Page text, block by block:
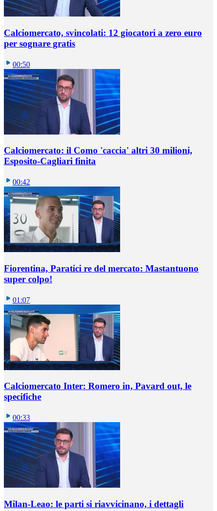
Calciomercato, svincolati: 12 giocatori a zero euro
per sognare gratis
00:50
Calciomercato: il Como 'caccia' altri 30 milioni,
Esposito-Cagliari finita
00:42
Fiorentina, Paratici re del mercato: Mastantuono
super colpo!
01:07
Calciomercato Inter: Romero in, Pavard out, le
specifiche
00:33
Milan-Leao: le parti si riavvicinano, i dettagli